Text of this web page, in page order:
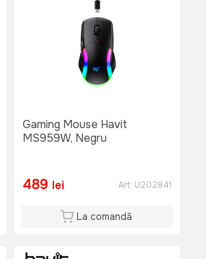
Gaming Mouse Havit
MS959W, Negru
489 lei Art: U202841
La comandă